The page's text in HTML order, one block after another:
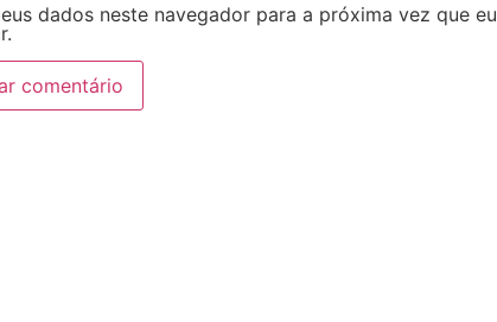
dados neste navegador para a próxima vez que eu